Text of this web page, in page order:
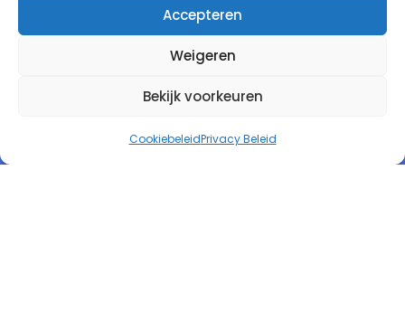
Accepteren
Weigeren
Bekijk voorkeuren
CookiebeleidPrivacy Beleid